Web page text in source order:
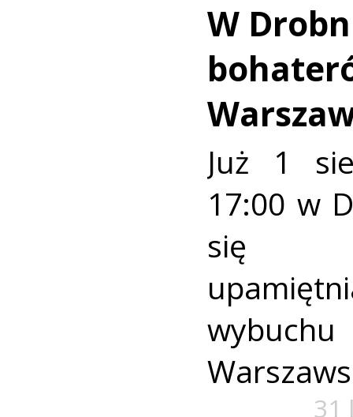
W
Już 1
17:00 w
się
31